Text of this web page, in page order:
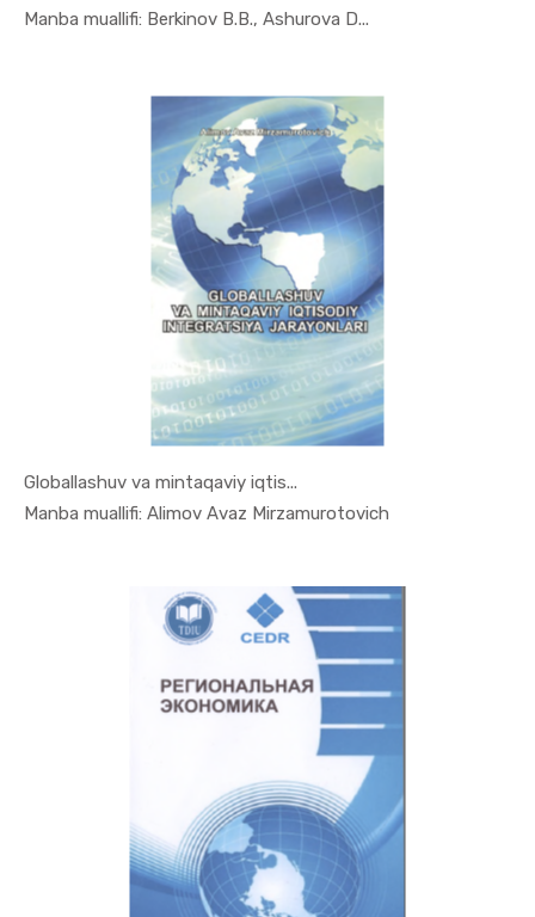
Manba muallifi: Berkinov B.B., Ashurova D...
In Mintaqa...
Globallashuv va mintaqaviy iqtis...
Manba muallifi: Alimov Avaz Mirzamurotovich
In Mintaqa...